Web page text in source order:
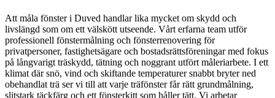
Att måla fönster i Duved handlar lika mycket om skydd och
livslängd som om ett välskött utseende. Vårt erfarna team utför
professionell fönstermålning och fönsterrenovering för
privatpersoner, fastighetsägare och bostadsrättsföreningar med fokus
på långvarigt träskydd, tätning och noggrant utfört måleriarbete. I ett
klimat där snö, vind och skiftande temperaturer snabbt bryter ned
obehandlat trä ser vi till att varje träfönster får rätt grundmålning,
slitstark täckfärg och ett fönsterkitt som håller tätt. Vi arbetar